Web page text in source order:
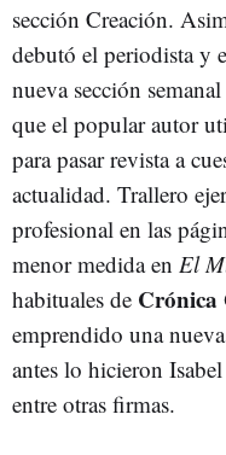
sección Creación.
debutó el periodista y
nueva sección
que el popular autor
para pasar revista a
actualidad. Trallero
profesional en las
menor medida en El
habituales de Crónica
emprendido una
antes lo hicieron
entre otras firmas.